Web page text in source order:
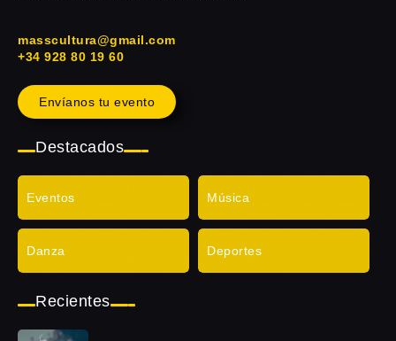
masscultura@gmail.com
+34 928 80 19 60
Envíanos tu evento
Destacados
Eventos Música
Danza Deportes
Recientes